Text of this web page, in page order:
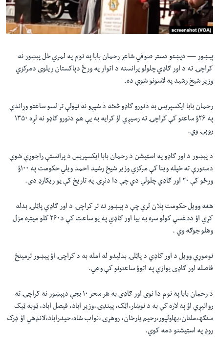
دلته
مخکې
لټون
واوړئ
اداریه
Learning English
FOLLOW US
ژبې
پېښور — دپښتو دستر صوفي شاعر رحمان بابا په نوم په لمړي ځل پېښور نه
کراچۍ ته د اور ګاډي چلولو پرانسته د اتوار په ورځ دپاکستان ریلوی دمرکزي
وزیر شیخ رشید په لاسونو شوې ده.
رحمان بابا ایکسپریس به دنورو ګاډو څخه د شپږو نه نیولې تر لسو ساعتو وړاندې
په ۲۶ؤ ساعتو کې کراچۍ ته رسیږي اؤ کرایه به یې هم دنورو ګاډو نه لږه ۱۳۵۰
روپۍ وي.
د پېښور د اور ګاډو په اسټیشن د رحمان بابا ایکسپریس د پرانستې راجوړې شوې
دستورې ته خپله وینا کې مرکزي وزیر شیخ رشید احمد ویلي حکومت په ۱۰۰ؤ
ورځو کې ۲۰ اور ګاډي چلولي دي چې دا دنړۍ په تاریخ کې یو ریکارډ دی.
هغه وویل حکومت پلان لري چې د پېښور نه تر کراچۍ د اور ګاډي پاټلۍ بدله
کړي اؤ ددغسې کولو سره به بیا اور ګاډي په یو ساعت کې د۲۶۰ کلو میټره مزل
وهلو جوګه وي .
نوموړي وویل د اور ګاډي د پاټلۍ بدلیدو له امله به د کراچۍ اؤ‌ پېښور ترمینځ
فاصله اور ګاډی یوازې په اتوؤ ساعتونو کې وهي.
د رحمان بابا په نوم دا نوی اور ګاډی به هر سحر ۱۰ بجې دپېښور نه کراچۍ ته
روانیږي اؤ په لاره کې به د نوښار،اټک، پینډۍ،وزیر اباد، فیصل اباد، ټوبه ټیک
سنګهـ،ملتان،بهاولپور،رحیم یارخان، روهړۍ،نواب شاه،حیدراباد،لانډهي اؤ ډرګ
روډ په اسټیشنو دمه کوي.